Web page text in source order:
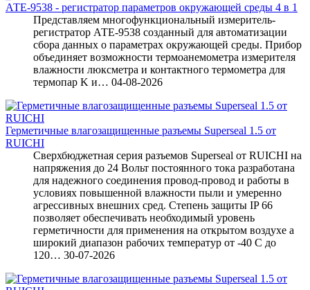
АТЕ-9538 - регистратор параметров окружающей среды 4 в 1
Представляем многофункциональный измеритель-
регистратор АТЕ-9538 созданный для автоматизации
сбора данных о параметрах окружающей среды. Прибор
объединяет возможности термоанемометра измерителя
влажности люксметра и контактного термометра для
термопар K и… 04-08-2026
Герметичные влагозащищенные разъемы Superseal 1.5 от
RUICHI
Сверхбюджетная серия разъемов Superseal от RUICHI на
напряжения до 24 Вольт постоянного тока разработана
для надежного соединения провод-провод и работы в
условиях повышенной влажности пыли и умеренно
агрессивных внешних сред. Степень защиты IP 66
позволяет обеспечивать необходимый уровень
герметичности для применения на открытом воздухе а
широкий диапазон рабочих температур от -40 С до
120… 30-07-2026